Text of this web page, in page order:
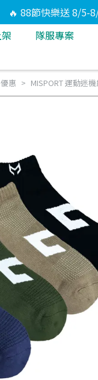
🔥 88節快樂送 8/5-
隊服專案
惠 MISPORT 運動迷